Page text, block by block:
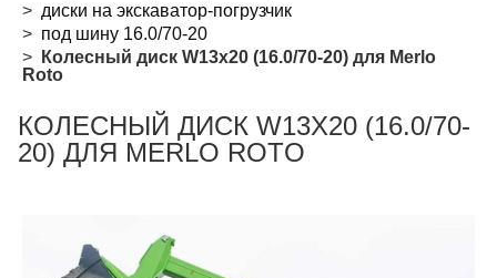
диски на экскаватор-погрузчик
под шину 16.0/70-20
Колесный диск W13x20 (16.0/70-20) для Merlo
Roto
КОЛЕСНЫЙ ДИСК W13X20 (16.0/70-
20) ДЛЯ MERLO ROTO